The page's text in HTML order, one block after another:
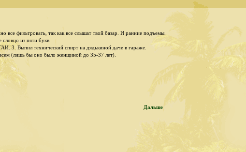
все фильтровать, так как все слышат твой базар. И ранние подъемы.
из пяти букв.
3. Выпил технический спиpт на дядькиной даче в гаpаже.
(лишь бы оно было женщиной до 35-37 лет).
Дальше